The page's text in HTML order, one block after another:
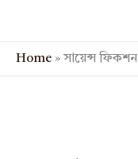
content
Home »সায়েন্স ফিকশন